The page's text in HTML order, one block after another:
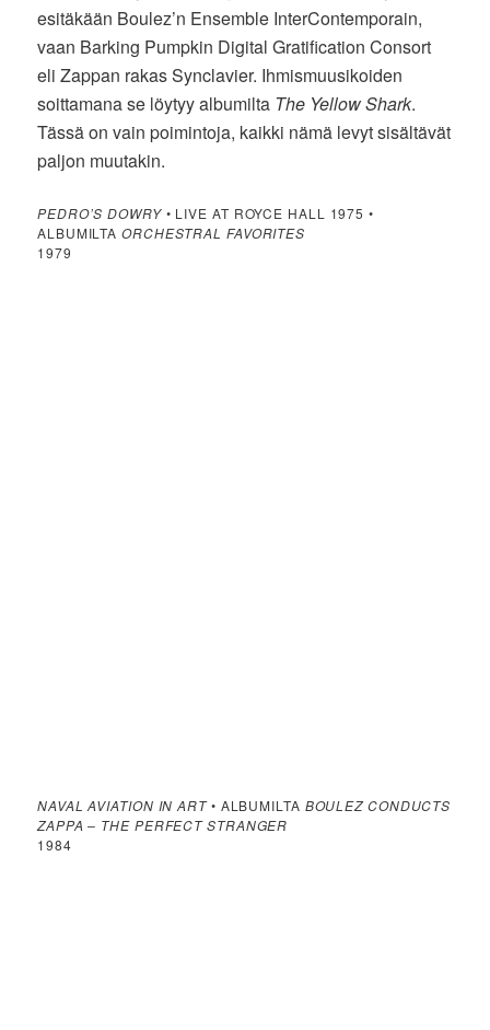
esitäkään Boulez’n Ensemble InterContemporain,
vaan Barking Pumpkin Digital Gratification Consort
eli Zappan rakas Synclavier. Ihmismuusikoiden
soittamana se löytyy albumilta The Yellow Shark.
Tässä on vain poimintoja, kaikki nämä levyt sisältävät
paljon muutakin.
PEDRO’S DOWRY • LIVE AT ROYCE HALL 1975 •
ALBUMILTAORCHESTRAL FAVORITES
1979
NAVAL AVIATION IN ART• ALBUMILTA BOULEZ CONDUCTS
ZAPPA – THE PERFECT STRANGER
1984